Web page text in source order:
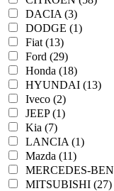
DACIA (3)
DODGE (1)
Fiat (13)
Ford (29)
Honda (18)
HYUNDAI (13)
Iveco (2)
JEEP (1)
Kia (7)
LANCIA (1)
Mazda (11)
MERCEDES-
MITSUBISHI (27)